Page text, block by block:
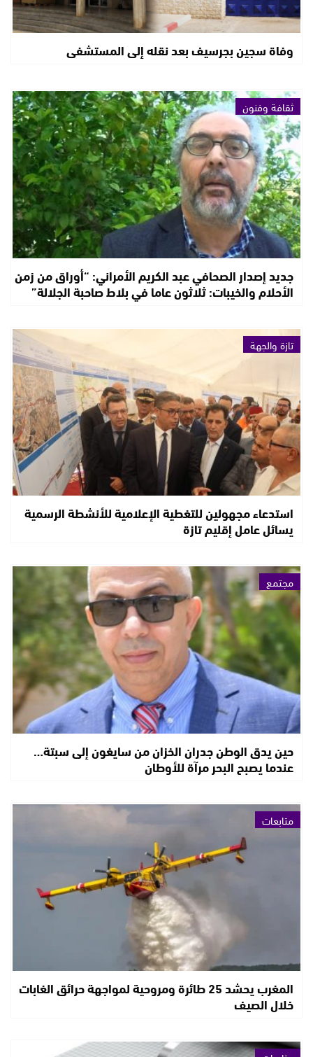
وفاة سجين بجرسيف بعد نقله إلى المستشفى
ثقافة وفنون
جديد إصدار الصحافي عبد الكريم الأمراني: “أوراق من زمن
الأحلام والخيبات: ثلاثون عاما في بلاط صاحبة الجلالة”
تازة والجهة
استدعاء مجهولين للتغطية الإعلامية للأنشطة الرسمية
يسائل عامل إقليم تازة
مجتمع
حين يدق الوطن جدران الخزان من سايغون إلى سبتة…
عندما يصبح البحر مرآة للأوطان
متابعات
المغرب يحشد 25 طائرة ومروحية لمواجهة حرائق الغابات
خلال الصيف